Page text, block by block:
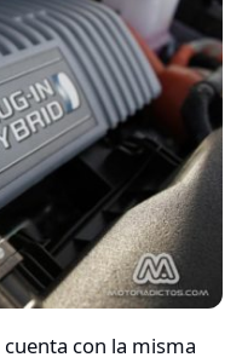
cuenta con la misma